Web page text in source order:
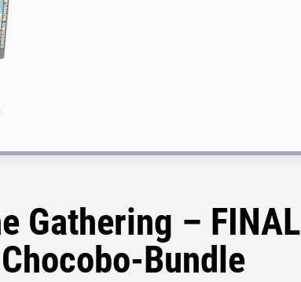
Gathering – FINAL
Bundle